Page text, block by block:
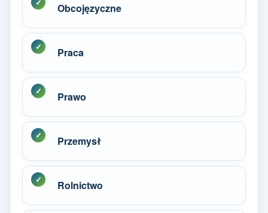
Obcojęzyczne
Praca
Prawo
Przemysł
Rolnictwo